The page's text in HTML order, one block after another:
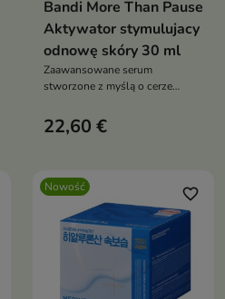
Bandi More Than Pause
Aktywator stymulujacy
odnowę skóry 30 ml
Zaawansowane serum
stworzone z myślą o cerze
pozbawionej blasku.
22,60 €
Nowość favorite_border